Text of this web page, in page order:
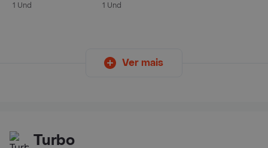
1 Und
1 Und
Ver mais
Turbo